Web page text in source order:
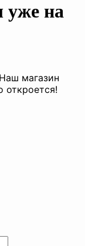
уже на
магазин
откроется!